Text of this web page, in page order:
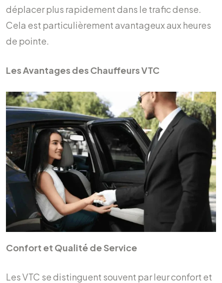
déplacer plus rapidement dans le trafic dense.
Cela est particulièrement avantageux aux heures
de pointe.
Les Avantages des Chauffeurs VTC
Confort et Qualité de Service
Les VTC se distinguent souvent par leur confort et